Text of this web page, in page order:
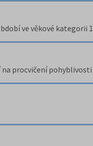
ve věkové kategorii
procvičení